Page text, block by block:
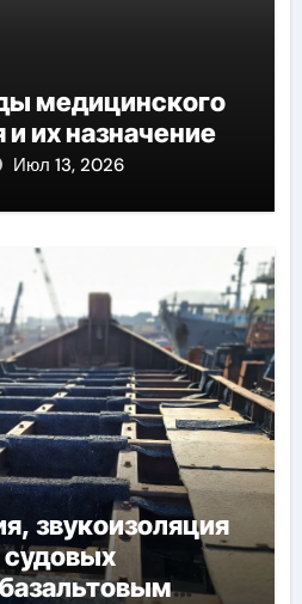
медицинского
их назначение
Июл 13, 2026
звукоизоляция
судовых